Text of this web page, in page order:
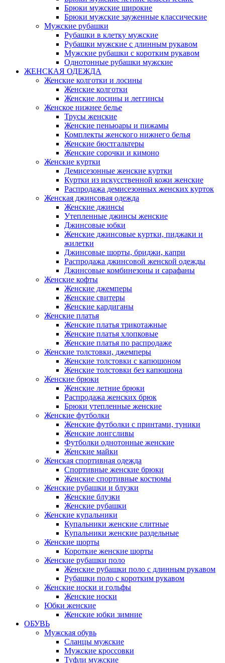
Брюки мужские широкие
Брюки мужские зауженные классические
Мужские рубашки
Рубашки в клетку мужские
Рубашки мужские с длинным рукавом
Мужские рубашки с коротким рукавом
Однотонные рубашки мужские
ЖЕНСКАЯ ОДЕЖДА
Женские колготки и лосины
Женские колготки
Женские лосины и леггинсы
Женское нижнее белье
Трусы женские
Женские пеньюары и пижамы
Комплекты женского нижнего белья
Женские бюстгальтеры
Женские сорочки и кимоно
Женские куртки
Демисезонные женские куртки
Куртки из искусственной кожи женские
Распродажа демисезонных женских курток
Женская джинсовая одежда
Женские джинсы
Утепленные джинсы женские
Джинсовые юбки
Женские джинсовые куртки, пиджаки и
жилетки
Джинсовые шорты, бриджи, капри
Распродажа джинсовой женской одежды
Джинсовые комбинезоны и сарафаны
Женские кофты
Женские джемперы
Женские свитеры
Женские кардиганы
Женские платья
Женские платья трикотажные
Женские платья хлопковые
Женские платья по распродаже
Женские толстовки, джемперы
Женские толстовки с капюшоном
Женские толстовки без капюшона
Женские брюки
Женские летние брюки
Распродажа женских брюк
Брюки утепленные женские
Женские футболки
Женские футболки с принтами, туники
Женские лонгсливы
Футболки однотонные женские
Женские майки
Женская спортивная одежда
Спортивные женские брюки
Женские спортивные костюмы
Женские рубашки и блузки
Женские блузки
Женские рубашки
Женские купальники
Купальники женские слитные
Купальники женские раздельные
Женские шорты
Короткие женские шорты
Женские рубашки поло
Женские рубашки поло с длинным рукавом
Рубашки поло с коротким рукавом
Женские носки и гольфы
Женские носки
Юбки женские
Женские юбки зимние
ОБУВЬ
Мужская обувь
Сланцы мужские
Мужские кроссовки
Туфли мужские